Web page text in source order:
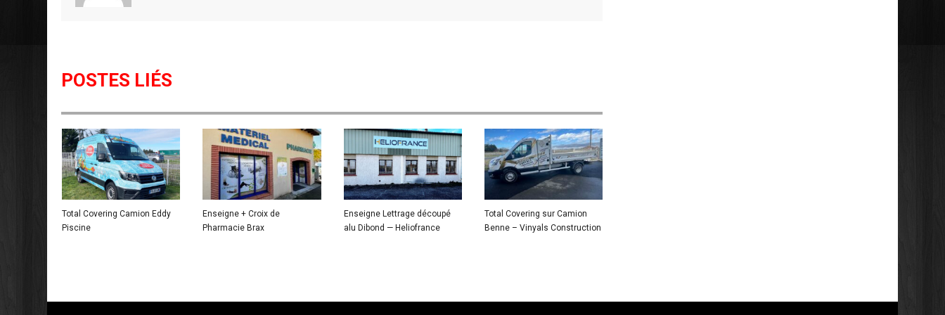
POSTES LIÉS
Total Covering Camion Eddy
Piscine
Enseigne + Croix de
Pharmacie Brax
Enseigne Lettrage découpé
alu Dibond — Heliofrance
Total Covering sur Camion
Benne – Vinyals Construction